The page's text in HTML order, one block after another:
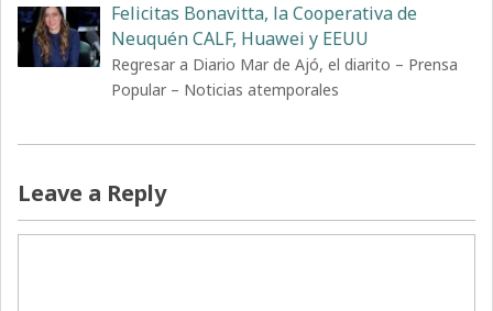
Felicitas Bonavitta, la Cooperativa de
Neuquén CALF, Huawei y EEUU
Regresar a Diario Mar de Ajó, el diarito – Prensa
Popular – Noticias atemporales
Leave a Reply